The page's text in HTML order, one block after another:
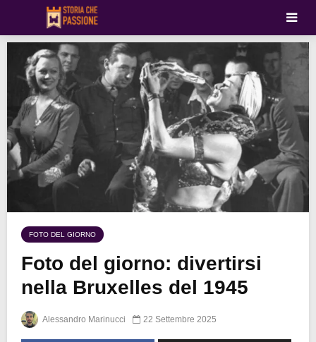
FOTO DEL GIORNO
Foto del giorno: divertirsi
nella Bruxelles del 1945
Alessandro Marinucci 22 Settembre 2025